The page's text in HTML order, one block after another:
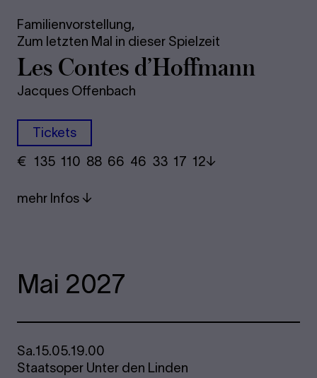
Familienvorstellung,
Zum letzten Mal in dieser Spielzeit
Les Con­tes d’Hoff­mann
Jacques Offenbach
Tickets
€ ​ 135 110 88​ 66 46 33​ 17 12
mehr Infos
Mai 2027
Sa.15.05.19.00
Staatsoper Unter den Linden